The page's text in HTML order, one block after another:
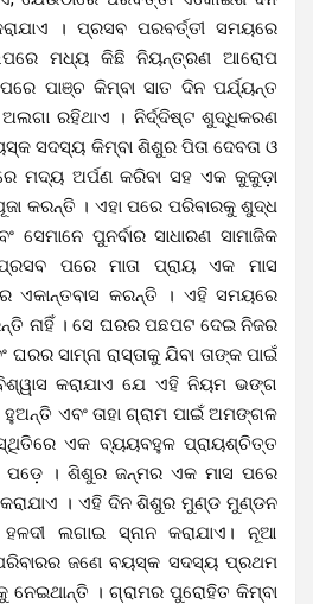
। ପ୍ରସବ ପରବର୍ତ୍ତୀ ସମୟରେ
ଉପରେ ମଧ୍ୟ କିଛି ନିୟନ୍ତ୍ରଣ ଆରୋପ
ପାଞ୍ଚ କିମ୍ବା ସାତ ଦିନ ପର୍ଯ୍ୟନ୍ତ
ଅଲଗା ରହିଥାଏ । ନିର୍ଦ୍ଦିଷ୍ଟ ଶୁଦ୍ଧିକରଣ
ସଦସ୍ୟ କିମ୍ବା ଶିଶୁର ପିତା ଦେବତା ଓ
ମଦ୍ୟ ଅର୍ପଣ କରିବା ସହ ଏକ କୁକୁଡ଼ା
କରନ୍ତି । ଏହା ପରେ ପରିବାରକୁ ଶୁଦ୍ଧ
ପୁନର୍ବାର ସାଧାରଣ ସାମାଜିକ
ପରେ ମାତା ପ୍ରାୟ ଏକ ମାସ
ଏକାନ୍ତବାସ କରନ୍ତି । ଏହି ସମୟରେ
ନାହିଁ । ସେ ଘରର ପଛପଟ ଦେଇ ନିଜର
ସାମ୍ନା ରାସ୍ତାକୁ ଯିବା ତାଙ୍କ ପାଇଁ
କରାଯାଏ ଯେ ଏହି ନିୟମ ଭଙ୍ଗ
ଏବଂ ତାହା ଗ୍ରାମ ପାଇଁ ଅମଙ୍ଗଳ
ଏକ ବ୍ୟୟବହୁଳ ପ୍ରାୟଶ୍ଚିତ୍ତ
। ଶିଶୁର ଜନ୍ମର ଏକ ମାସ ପରେ
କରାଯାଏ । ଏହି ଦିନ ଶିଶୁର ମୁଣ୍ଡ ମୁଣ୍ଡନ
ଲଗାଇ ସ୍ନାନ କରାଯାଏ। ନୂଆ
ଜଣେ ବୟସ୍କ ସଦସ୍ୟ ପ୍ରଥମ
ନେଇଥାନ୍ତି । ଗ୍ରାମର ପୁରୋହିତ କିମ୍ବା